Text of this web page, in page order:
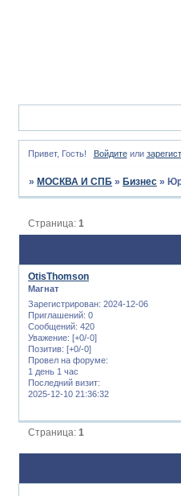
Привет, Гость! Войдитеили
» МОСКВА И СПБ » Бизнес »
Страница:1
OtisThomson
Магнат
Зарегистрирован: 2024-12-06
Приглашений: 0
Сообщений: 420
Уважение: [+0/-0]
Позитив: [+0/-0]
Провел на форуме:
1 день 1 час
Последний визит:
2025-12-10 21:36:32
Страница:1